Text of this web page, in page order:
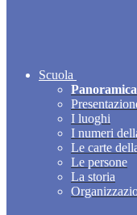
Scuola
Panoramica
I luoghi
I numeri
Le carte
Le persone
La storia